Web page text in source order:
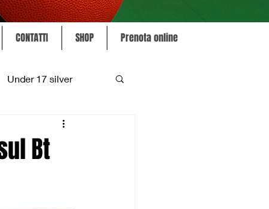
CONTATTI SHOP Prenota online
Under 17 silver
Bt